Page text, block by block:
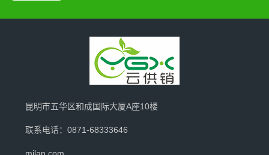
昆明市五华区和成国际大厦A座10楼
联系电话：0871-68333646